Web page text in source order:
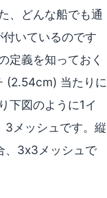
、どんな船でも通
いているのです
定義を知っておく
(2.54cm) 当たりに
下図のように1イ
3メッシュです。縦
、3x3メッシュで